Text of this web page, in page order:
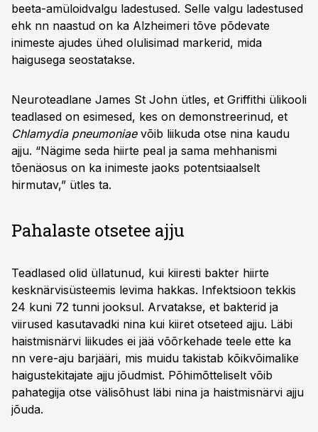
beeta-amüloidvalgu ladestused. Selle valgu ladestused
ehk nn naastud on ka Alzheimeri tõve põdevate
inimeste ajudes ühed olulisimad markerid, mida
haigusega seostatakse.
Neuroteadlane James St John ütles, et Griffithi ülikooli
teadlased on esimesed, kes on demonstreerinud, et
Chlamydia pneumoniaevõib liikuda otse nina kaudu
ajju. “Nägime seda hiirte peal ja sama mehhanismi
tõenäosus on ka inimeste jaoks potentsiaalselt
hirmutav,” ütles ta.
Pahalaste otsetee ajju
Teadlased olid üllatunud, kui kiiresti bakter hiirte
kesknärvisüsteemis levima hakkas. Infektsioon tekkis
24 kuni 72 tunni jooksul. Arvatakse, et bakterid ja
viirused kasutavadki nina kui kiiret otseteed ajju. ​Läbi
haistmisnärvi liikudes ei jää võõrkehade teele ette ka
nn vere-aju barjääri, mis muidu takistab kõikvõimalike
haigustekitajate ajju jõudmist. Põhimõtteliselt võib
pahategija otse välisõhust läbi nina ja haistmisnärvi ajju
jõuda.